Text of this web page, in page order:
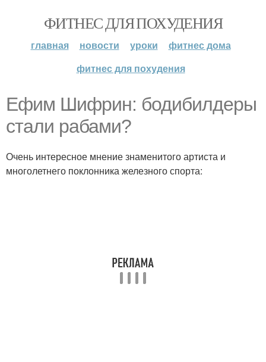
ФИТНЕС ДЛЯ ПОХУДЕНИЯ
главная новости уроки
фитнес дома
фитнес для похудения
Ефим Шифрин: бодибилдеры
стали рабами?
Очень интересное мнение знаменитого артиста и
многолетнего поклонника железного спорта: